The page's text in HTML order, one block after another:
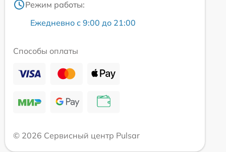
Режим работы:
Ежедневно с 9:00 до 21:00
Способы оплаты
© 2026 Сервисный центр Pulsar